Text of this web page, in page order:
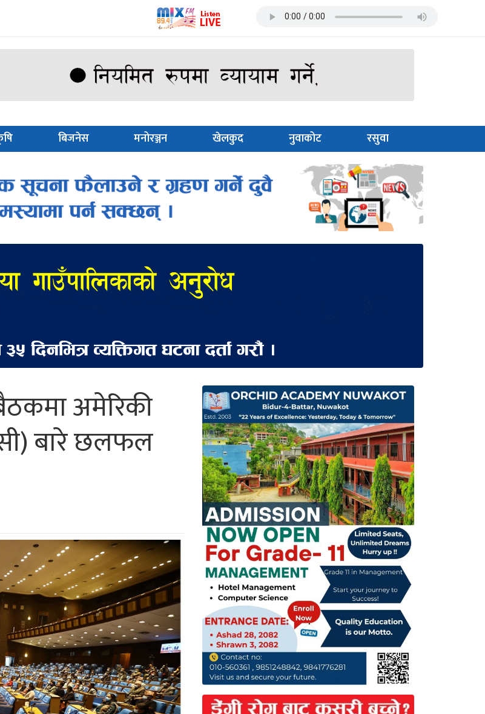
बिजनेस मनोरञ्जन खेलकुद नुवाकोट रसुवा
अमेरिकी
बारे छलफल